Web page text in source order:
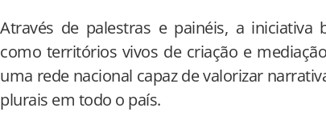
Através de palestras e painéis, a iniciativa
como territórios vivos de criação e
uma rede nacional capaz de valorizar
plurais em todo o país.